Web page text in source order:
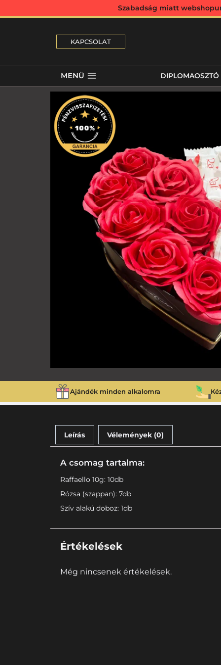
Szabadság miatt
KAPCSOLAT
MENÜ DIPLOMAOSZTÓ
Ajándék minden alkalomra
Leírás Vélemények (0)
A csomag tartalma:
Raffaello 10g: 10db
Rózsa (szappan): 7db
Szív alakú doboz: 1db
Értékelések
Még nincsenek értékelések.